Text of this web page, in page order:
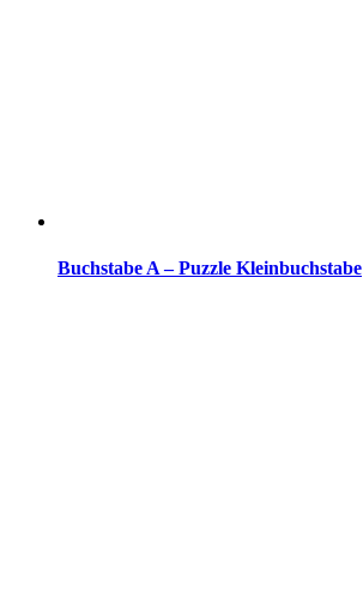
Buchstabe A – Puzzle Kleinbuchstabe